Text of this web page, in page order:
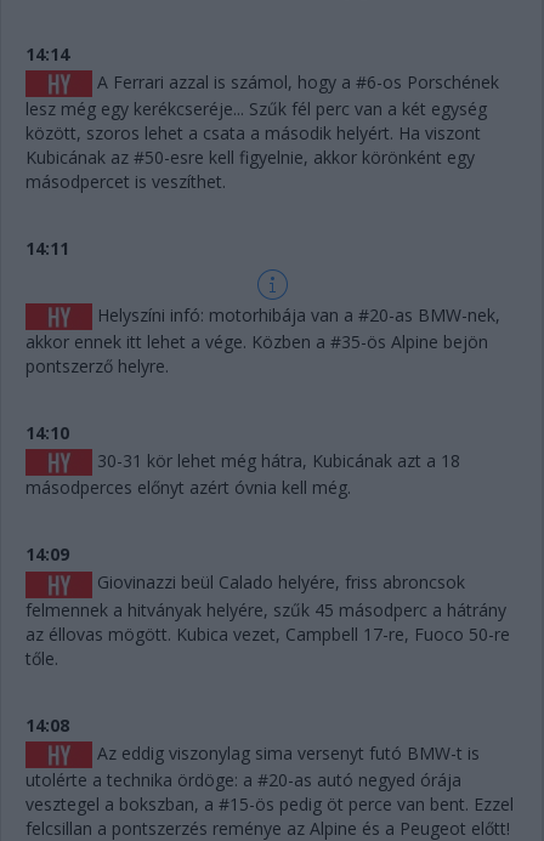
14:14
A Ferrari azzal is számol, hogy a #6-os Porschének
lesz még egy kerékcseréje... Szűk fél perc van a két egység
között, szoros lehet a csata a második helyért. Ha viszont
Kubicának az #50-esre kell figyelnie, akkor körönként egy
másodpercet is veszíthet.
14:11
Helyszíni infó: motorhibája van a #20-as BMW-nek,
akkor ennek itt lehet a vége. Közben a #35-ös Alpine bejön
pontszerző helyre.
14:10
30-31 kör lehet még hátra, Kubicának azt a 18
másodperces előnyt azért óvnia kell még.
14:09
Giovinazzi beül Calado helyére, friss abroncsok
felmennek a hitványak helyére, szűk 45 másodperc a hátrány
az éllovas mögött. Kubica vezet, Campbell 17-re, Fuoco 50-re
tőle.
14:08
Az eddig viszonylag sima versenyt futó BMW-t is
utolérte a technika ördöge: a #20-as autó negyed órája
vesztegel a bokszban, a #15-ös pedig öt perce van bent. Ezzel
felcsillan a pontszerzés reménye az Alpine és a Peugeot előtt!